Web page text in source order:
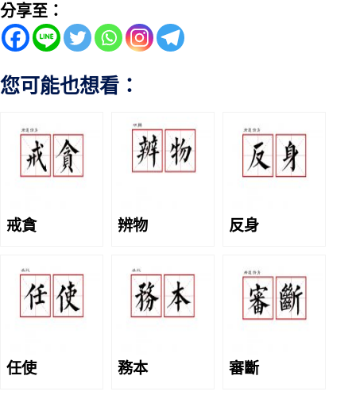
分享至：
您可能也想看：
戒貪 辨物 反身
任使 務本 審斷